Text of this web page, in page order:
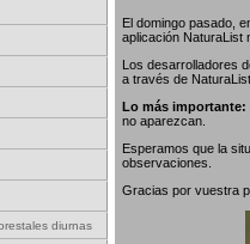
diurnas
El domingo pasado,
aplicación NaturaList
Los desarrolladores
a través de
Lo más importante:
no aparezcan.
Esperamos que la
observaciones.
Gracias por vuestra